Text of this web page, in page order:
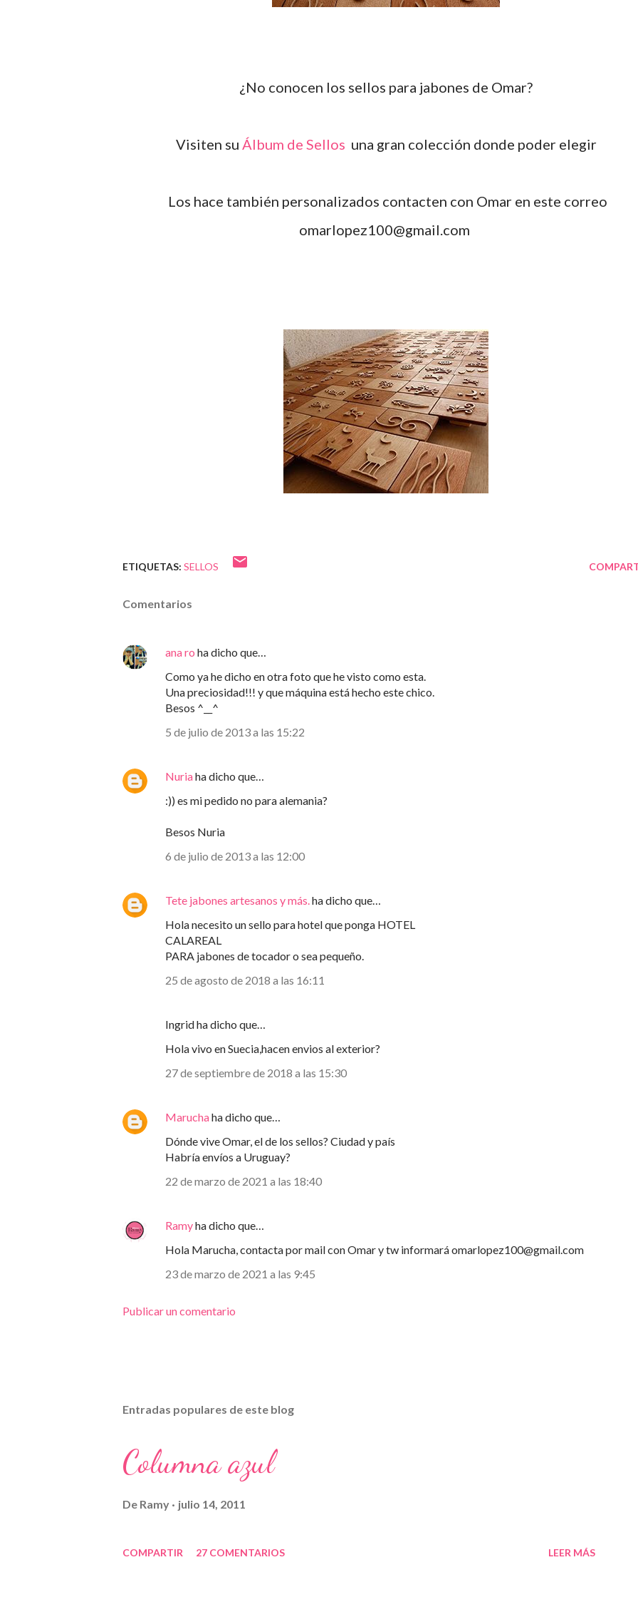
¿No conocen los sellos para jabones de Omar?
Visiten su Álbum de Sellos una gran colección donde poder elegir
Los hace también personalizados contacten con Omar en este correo
omarlopez100@gmail.com
ETIQUETAS: SELLOS
Comentarios
ana ro ha dicho que…
Como ya he dicho en otra foto que he visto como esta.
Una preciosidad!!! y que máquina está hecho este chico.
Besos ^__^
5 de julio de 2013 a las 15:22
Nuriaha dicho que…
:)) es mi pedido no para alemania?
Besos Nuria
6 de julio de 2013 a las 12:00
Tete jabones artesanos y más.ha dicho que…
Hola necesito un sello para hotel que ponga HOTEL
CALAREAL
PARA jabones de tocador o sea pequeño.
25 de agosto de 2018 a las 16:11
Ingrid ha dicho que…
Hola vivo en Suecia,hacen envios al exterior?
27 de septiembre de 2018 a las 15:30
Maruchaha dicho que…
Dónde vive Omar, el de los sellos? Ciudad y país
Habría envíos a Uruguay?
22 de marzo de 2021 a las 18:40
Ramyha dicho que…
Hola Marucha, contacta por mail con Omar y tw informará omarlopez100@gmail.com
23 de marzo de 2021 a las 9:45
Publicar un comentario
Entradas populares de este blog
Columna azul
De Ramy julio 14, 2011
COMPARTIR 27 COMENTARIOS LEER MÁS